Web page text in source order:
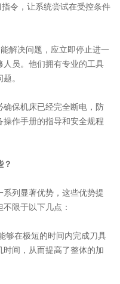
令，让系统尝试在受控条件
决问题，应立即停止进一
员。他们拥有专业的工具
。
保机床已经完全断电，防
作手册的指导和安全规程
列显著优势，这些优势提
限于以下几点：
在极短的时间内完成刀具
间，从而提高了整体的加